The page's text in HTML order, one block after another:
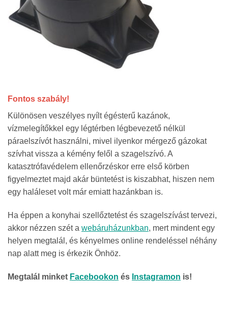
Fontos szabály!
Különösen veszélyes nyílt égésterű kazánok,
vízmelegítőkkel egy légtérben légbevezető nélkül
páraelszívót használni, mivel ilyenkor mérgező gázokat
szívhat vissza a kémény felől a szagelszívó. A
katasztrófavédelem ellenőrzéskor erre első körben
figyelmeztet majd akár büntetést is kiszabhat, hiszen nem
egy haláleset volt már emiatt hazánkban is.
Ha éppen a konyhai szellőztetést és szagelszívást tervezi,
akkor nézzen szét a webáruházunkban, mert mindent egy
helyen megtalál, és kényelmes online rendeléssel néhány
nap alatt meg is érkezik Önhöz.
Megtalál minket Facebookon és Instagramon is!